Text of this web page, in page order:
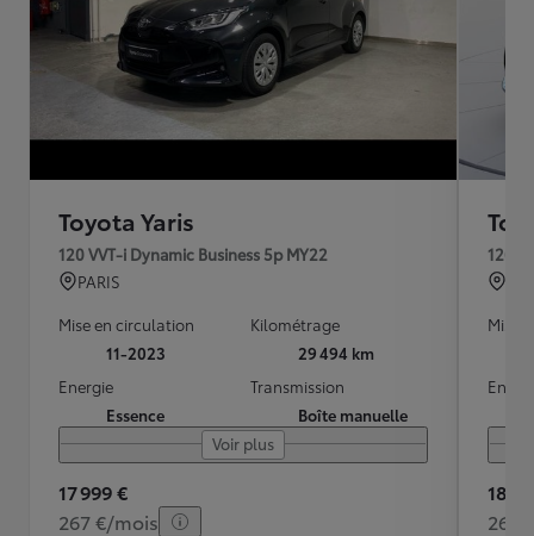
Toyota Yaris
120 VVT-i Dynamic Business 5p MY22
PARIS
Mise en circulation
11-2023
Kilométrage
29 494 km
Energie
Essence
Transmission
Boîte manuelle
Voir plus
17 999 €
267 €/mois
120
Mise
18
269